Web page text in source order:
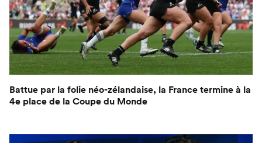
Battue par la folie néo-zélandaise, la France termine à la
4e place de la Coupe du Monde